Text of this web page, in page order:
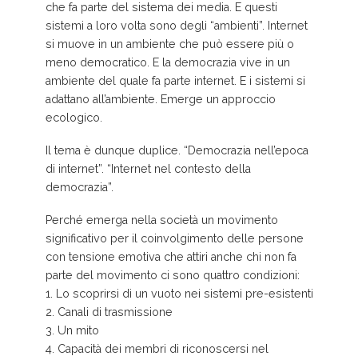
che fa parte del sistema dei media. E questi
sistemi a loro volta sono degli “ambienti”. Internet
si muove in un ambiente che può essere più o
meno democratico. E la democrazia vive in un
ambiente del quale fa parte internet. E i sistemi si
adattano all’ambiente. Emerge un approccio
ecologico.
Il tema è dunque duplice. “Democrazia nell’epoca
di internet”. “Internet nel contesto della
democrazia”.
Perché emerga nella società un movimento
significativo per il coinvolgimento delle persone
con tensione emotiva che attiri anche chi non fa
parte del movimento ci sono quattro condizioni:
1. Lo scoprirsi di un vuoto nei sistemi pre-esistenti
2. Canali di trasmissione
3. Un mito
4. Capacità dei membri di riconoscersi nel